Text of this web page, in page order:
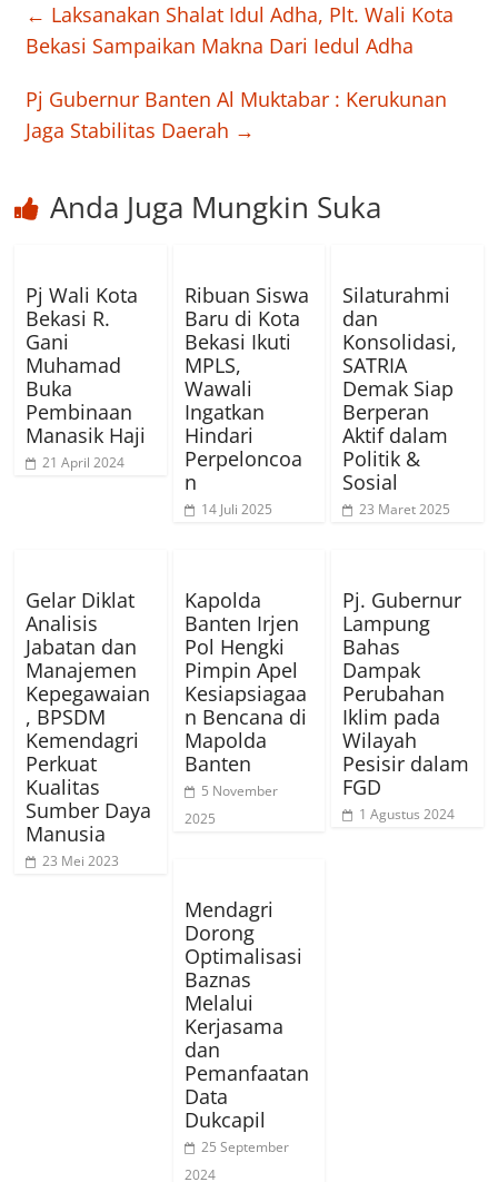
← Laksanakan Shalat Idul Adha, Plt. Wali Kota
Bekasi Sampaikan Makna Dari Iedul Adha
Pj Gubernur Banten Al Muktabar : Kerukunan
Jaga Stabilitas Daerah →
Anda Juga Mungkin Suka
Pj Wali Kota
Bekasi R.
Gani
Muhamad
Buka
Pembinaan
Manasik Haji
21 April 2024
Ribuan Siswa
Baru di Kota
Bekasi Ikuti
MPLS,
Wawali
Ingatkan
Hindari
Perpeloncoa
n
14 Juli 2025
Silaturahmi
dan
Konsolidasi,
SATRIA
Demak Siap
Berperan
Aktif dalam
Politik &
Sosial
23 Maret 2025
Gelar Diklat
Analisis
Jabatan dan
Manajemen
Kepegawaian
, BPSDM
Kemendagri
Perkuat
Kualitas
Sumber Daya
Manusia
23 Mei 2023
Kapolda
Banten Irjen
Pol Hengki
Pimpin Apel
Kesiapsiagaa
n Bencana di
Mapolda
Banten
5 November
2025
Pj. Gubernur
Lampung
Bahas
Dampak
Perubahan
Iklim pada
Wilayah
Pesisir dalam
FGD
1 Agustus 2024
Mendagri
Dorong
Optimalisasi
Baznas
Melalui
Kerjasama
dan
Pemanfaatan
Data
Dukcapil
25 September
2024